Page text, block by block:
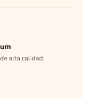
alta calidad.